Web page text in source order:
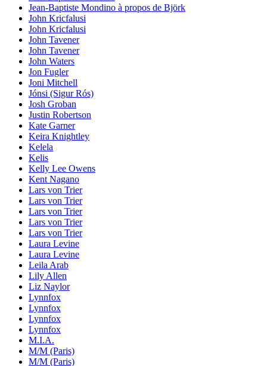
Jean-Baptiste Mondino à propos de Björk
John Kricfalusi
John Kricfalusi
John Tavener
John Tavener
John Waters
Jon Fugler
Joni Mitchell
Jónsi (Sigur Rós)
Josh Groban
Justin Robertson
Kate Garner
Keira Knightley
Kelela
Kelis
Kelly Lee Owens
Kent Nagano
Lars von Trier
Lars von Trier
Lars von Trier
Lars von Trier
Lars von Trier
Laura Levine
Laura Levine
Leila Arab
Lily Allen
Liz Naylor
Lynnfox
Lynnfox
Lynnfox
Lynnfox
M.I.A.
M/M (Paris)
M/M (Paris)